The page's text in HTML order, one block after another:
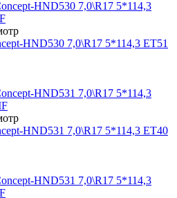
HND530 7,0\R17 5*114,3 ET51
HND531 7,0\R17 5*114,3 ET40